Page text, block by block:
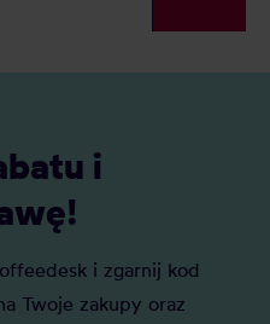
kuchni
i
i zgarnij kod
Twoje zakupy oraz